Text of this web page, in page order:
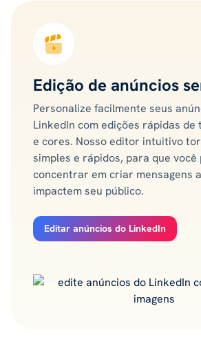
Edição de anúncios
Personalize facilmente seus
LinkedIn com edições rápidas de
e cores. Nosso editor intuitivo
simples e rápidos, para que você
concentrar em criar mensagens
impactem seu público.
Editar anúncios do LinkedIn